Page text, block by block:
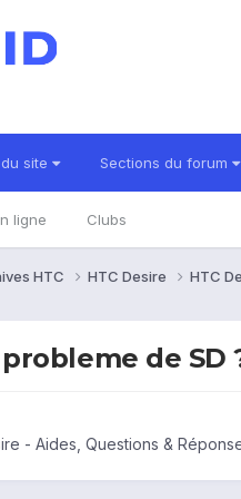
site Sections du forum
ligne Clubs
HTC HTC Desire HTC
de SD
- Aides, Questions &